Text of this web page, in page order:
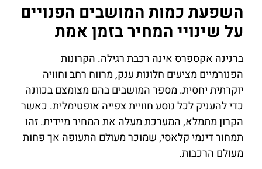
השפעת כמות המושבים הפנויים
על שינויי המחיר בזמן אמת
ברנינה אקספרס אינה רכבת רגילה. הקרונות
הפנורמיים מציעים חלונות ענק, מרווח רחב וחוויה
יוקרתית יחסית. מספר המושבים בהם מצומצם בכוונה
כדי להעניק לכל נוסע חוויית צפייה אופטימלית. כאשר
הקרון מתמלא, המערכת מעלה את המחיר מיידית. זהו
תמחור דינמי קלאסי, שמוכר מעולם התעופה אך פחות
מעולם הרכבות.